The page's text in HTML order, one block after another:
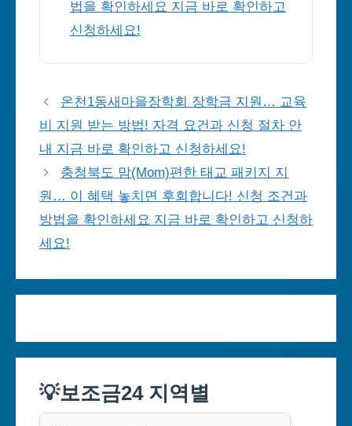
법을 확인하세요 지금 바로 확인하고
신청하세요!
온천1동새마을장학회 장학금 지원… 교육
비 지원 받는 방법! 자격 요건과 신청 절차 안
내 지금 바로 확인하고 신청하세요!
충청북도 맘(Mom)편한 태교 패키지 지
원… 이 혜택 놓치면 후회합니다! 신청 조건과
방법을 확인하세요 지금 바로 확인하고 신청하
세요!
💡보조금24 지역별